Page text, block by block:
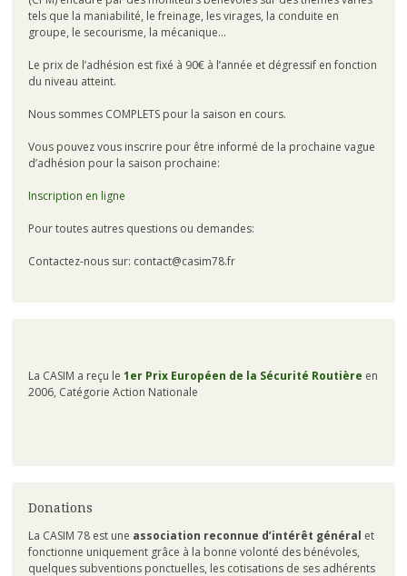
tels que la maniabilité, le freinage, les virages, la conduite en
groupe, le secourisme, la mécanique…
Le prix de l’adhésion est fixé à 90€ à l’année et dégressif en fonction
du niveau atteint.
Nous sommes COMPLETS pour la saison en cours.
Vous pouvez vous inscrire pour être informé de la prochaine vague
d’adhésion pour la saison prochaine:
Inscription en ligne
Pour toutes autres questions ou demandes:
Contactez-nous sur: contact@casim78.fr
La CASIM a reçu le 1er Prix Européen de la Sécurité Routière en
2006, Catégorie Action Nationale
Donations
La CASIM 78 est une association reconnue d’intérêt général et
fonctionne uniquement grâce à la bonne volonté des bénévoles,
quelques subventions ponctuelles, les cotisations de ses adhérents